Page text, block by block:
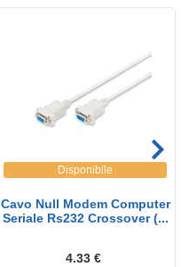
Disponibile
Cavo Null Modem Computer
Seriale Rs232 Crossover (...
4.33 €